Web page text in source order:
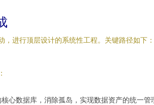
进行顶层设计的系统性工程。关键路径如下：
心数据库，消除孤岛，实现数据资产的统一管